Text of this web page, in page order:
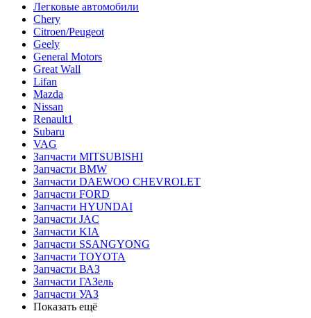
Легковые автомобили
Chery
Citroen/Peugeot
Geely
General Motors
Great Wall
Lifan
Mazda
Nissan
Renault1
Subaru
VAG
Запчасти MITSUBISHI
Запчасти BMW
Запчасти DAEWOO CHEVROLET
Запчасти FORD
Запчасти HYUNDAI
Запчасти JAC
Запчасти KIA
Запчасти SSANGYONG
Запчасти TOYOTA
Запчасти ВАЗ
Запчасти ГАЗель
Запчасти УАЗ
Показать ещё